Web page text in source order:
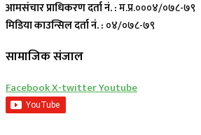
आमसंचार प्राधिकरण दर्ता नं. :म.प्र.०००४/०७८-७९
मिडिया काउन्सिल दर्ता नं. : ०४/०७८-७९
सामाजिक संजाल
FacebookX-twitterYoutube